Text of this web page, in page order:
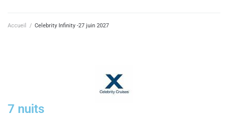
Accueil / Celebrity Infinity -27 juin 2027
7 nuits